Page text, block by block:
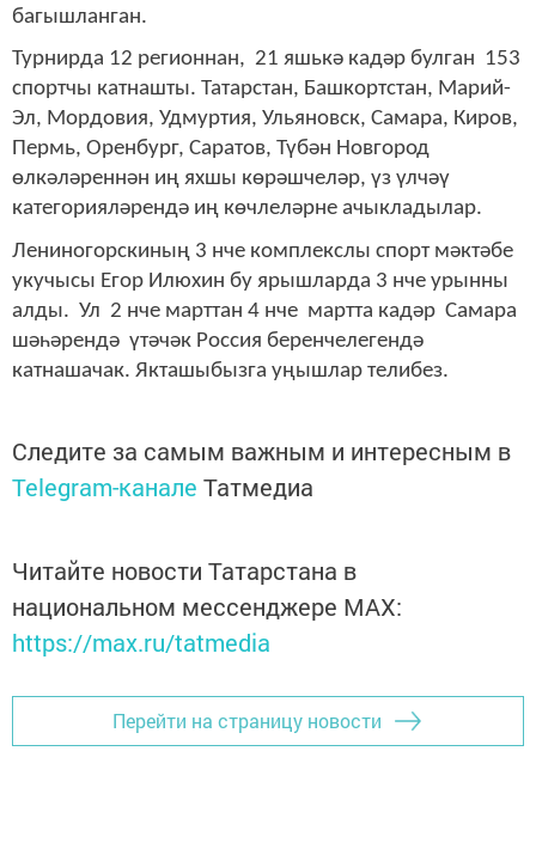
багышланган.
Турнирда 12 регионнан, 21 яшькә кадәр булган 153
спортчы катнашты. Татарстан, Башкортстан, Марий-
Эл, Мордовия, Удмуртия, Ульяновск, Самара, Киров,
Пермь, Оренбург, Саратов, Түбән Новгород
өлкәләреннән иң яхшы көрәшчеләр, үз үлчәү
категорияләрендә иң көчлеләрне ачыкладылар.
Лениногорскиның 3 нче комплекслы спорт мәктәбе
укучысы Егор Илюхин бу ярышларда 3 нче урынны
алды. Ул 2 нче марттан 4 нче мартта кадәр Самара
шәһәрендә үтәчәк Россия беренчелегендә
катнашачак. Якташыбызга уңышлар телибез.
Следите за самым важным и интересным в
Telegram-канале Татмедиа
Читайте новости Татарстана в
национальном мессенджере MАХ:
https://max.ru/tatmedia
Перейти на страницу новости